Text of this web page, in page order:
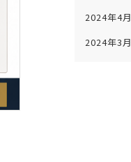
2024年4月
2024年3月